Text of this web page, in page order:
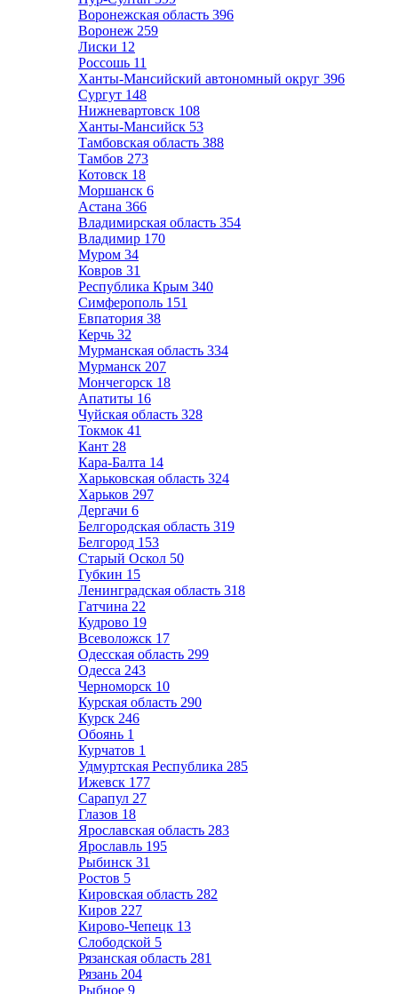
Воронежская область 396
Воронеж 259
Лиски 12
Россошь 11
Ханты-Мансийский автономный округ 396
Сургут 148
Нижневартовск 108
Ханты-Мансийск 53
Тамбовская область 388
Тамбов 273
Котовск 18
Моршанск 6
Астана 366
Владимирская область 354
Владимир 170
Муром 34
Ковров 31
Республика Крым 340
Симферополь 151
Евпатория 38
Керчь 32
Мурманская область 334
Мурманск 207
Мончегорск 18
Апатиты 16
Чуйская область 328
Токмок 41
Кант 28
Кара-Балта 14
Харьковская область 324
Харьков 297
Дергачи 6
Белгородская область 319
Белгород 153
Старый Оскол 50
Губкин 15
Ленинградская область 318
Гатчина 22
Кудрово 19
Всеволожск 17
Одесская область 299
Одесса 243
Черноморск 10
Курская область 290
Курск 246
Обоянь 1
Курчатов 1
Удмуртская Республика 285
Ижевск 177
Сарапул 27
Глазов 18
Ярославская область 283
Ярославль 195
Рыбинск 31
Ростов 5
Кировская область 282
Киров 227
Кирово-Чепецк 13
Слободской 5
Рязанская область 281
Рязань 204
Рыбное 9